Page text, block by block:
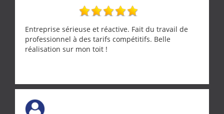
Entreprise sérieuse et réactive. Fait du travail de
professionnel à des tarifs compétitifs. Belle
réalisation sur mon toit !